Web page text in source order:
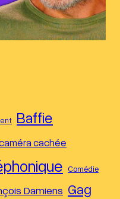
Baffie
cachée
Comédie
Damiens Gag